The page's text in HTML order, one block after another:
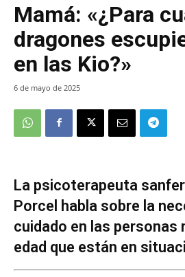
Mamá: «¿Para
dragones
en las Kio?»
6 de mayo de 2025
La psicoterapeuta
Porcel habla sobre la
cuidado en las personas
edad que están en